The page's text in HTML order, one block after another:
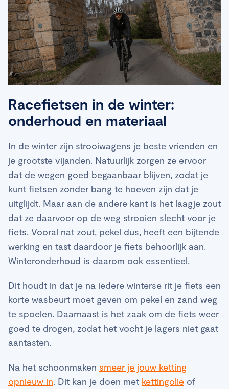
Racefietsen in de winter:
onderhoud en materiaal
In de winter zijn strooiwagens je beste vrienden en
je grootste vijanden. Natuurlijk zorgen ze ervoor
dat de wegen goed begaanbaar blijven, zodat je
kunt fietsen zonder bang te hoeven zijn dat je
uitglijdt. Maar aan de andere kant is het laagje zout
dat ze daarvoor op de weg strooien slecht voor je
fiets. Vooral nat zout, pekel dus, heeft een bijtende
werking en tast daardoor je fiets behoorlijk aan.
Winteronderhoud is daarom ook essentieel.
Dit houdt in dat je na iedere winterse rit je fiets een
korte wasbeurt moet geven om pekel en zand weg
te spoelen. Daarnaast is het zaak om de fiets weer
goed te drogen, zodat het vocht je lagers niet gaat
aantasten.
Na het schoonmaken smeer je jouw ketting
opnieuw in. Dit kan je doen met kettingolie of